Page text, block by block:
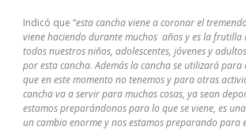
Indicó que “esta cancha viene a coronar el
viene haciendo durante muchos años y es la frutilla
todos nuestros niños, adolescentes, jóvenes y
por esta cancha. Además la cancha se utilizará para
que en este momento no tenemos y para otras
cancha va a servir para muchas cosas, ya sean
estamos preparándonos para lo que se viene, es
un cambio enorme y nos estamos preparando para